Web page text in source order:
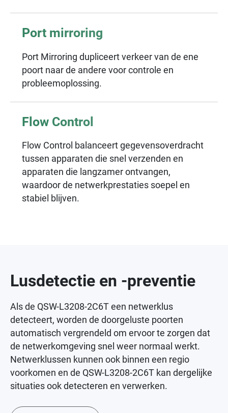
Port mirroring
Port Mirroring dupliceert verkeer van de ene
poort naar de andere voor controle en
probleemoplossing.
Flow Control
Flow Control balanceert gegevensoverdracht
tussen apparaten die snel verzenden en
apparaten die langzamer ontvangen,
waardoor de netwerkprestaties soepel en
stabiel blijven.
Lusdetectie en -preventie
Als de QSW-L3208-2C6T een netwerklus
detecteert, worden de doorgeluste poorten
automatisch vergrendeld om ervoor te zorgen dat
de netwerkomgeving snel weer normaal werkt.
Netwerklussen kunnen ook binnen een regio
voorkomen en de QSW-L3208-2C6T kan dergelijke
situaties ook detecteren en verwerken.